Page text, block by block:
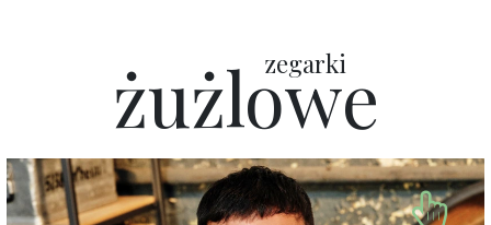
zegarki
żużlowe